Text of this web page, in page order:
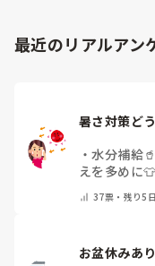
最近のリアルアン
暑さ対策ど
・水分補給🥤
えを多めに👕
37票・ 残り5日
お盆休みあ